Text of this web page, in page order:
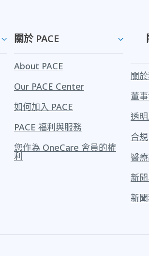
關於 PACE
About PACE
Our PACE Center
如何加入 PACE
PACE 福利與服務
您作為 OneCare 會員的權
利
關
董
透
合規
醫
新
新